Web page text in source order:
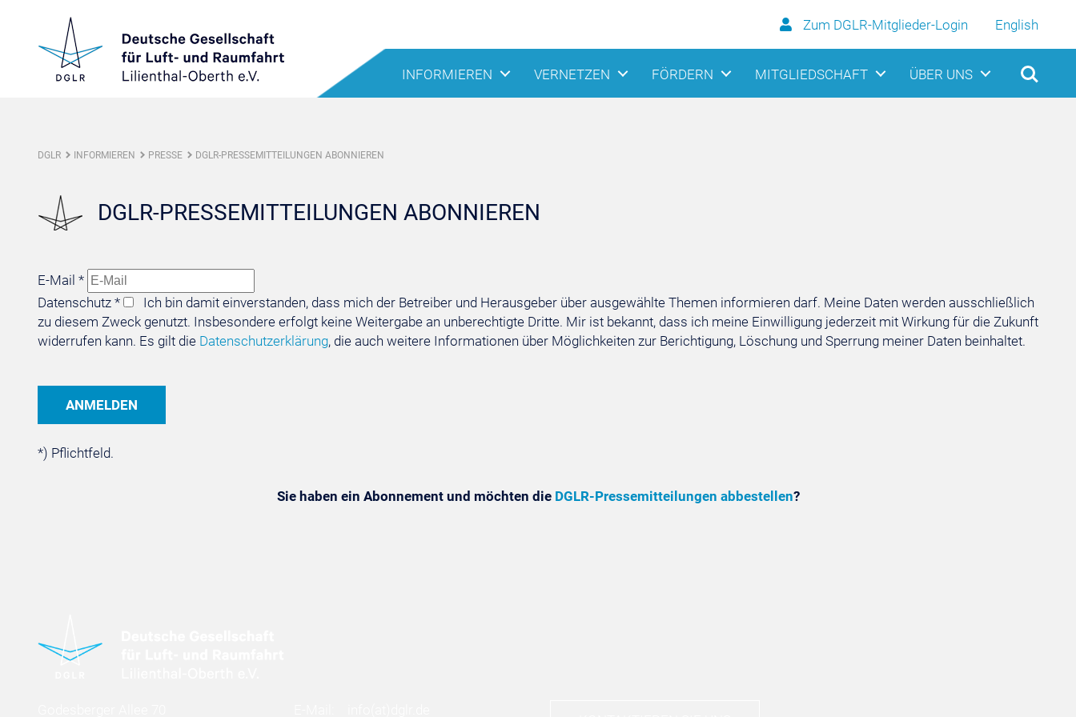
Zum DGLR-Mitglieder-Login English
INFORMIEREN VERNETZEN FÖRDERN MITGLIEDSCHAFT ÜBER UNS
DGLR INFORMIEREN PRESSE DGLR-PRESSEMITTEILUNGEN ABONNIEREN
DGLR-PRESSEMITTEILUNGEN ABONNIEREN
E-Mail *
Datenschutz *
Ich bin damit einverstanden, dass mich der Betreiber und Herausgeber über ausgewählte Themen informieren darf. Meine Daten werden ausschließlich
zu diesem Zweck genutzt. Insbesondere erfolgt keine Weitergabe an unberechtigte Dritte. Mir ist bekannt, dass ich meine Einwilligung jederzeit mit Wirkung für die Zukunft
widerrufen kann. Es gilt die Datenschutzerklärung, die auch weitere Informationen über Möglichkeiten zur Berichtigung, Löschung und Sperrung meiner Daten beinhaltet.
*) Pflichtfeld.
Sie haben ein Abonnement und möchten die DGLR-Pressemitteilungen abbestellen?